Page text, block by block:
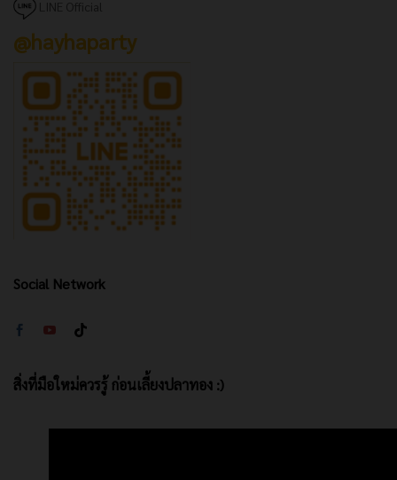
@hayhaparty
Social Network
สิ่งที่มือใหม่ควรรู้ ก่อนเลี้ยงปลาทอง :)